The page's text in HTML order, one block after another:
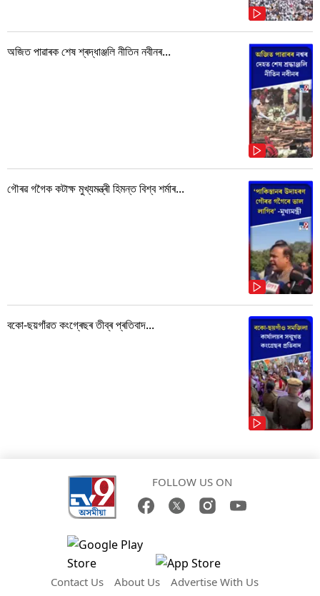
অজিত পাৱাৰক শেষ শ্ৰদ্ধাঞ্জলি নীতিন নবীনৰ...
গৌৰৱ গগৈক কটাক্ষ মুখ্যমন্ত্ৰী হিমন্ত বিশ্ব শৰ্মাৰ...
বকো-ছয়গাঁৱত কংগ্ৰেছৰ তীব্ৰ প্ৰতিবাদ...
FOLLOW US ON
Contact Us About Us Advertise With Us